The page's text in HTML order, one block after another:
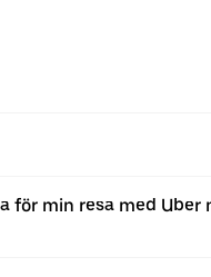
min resa med